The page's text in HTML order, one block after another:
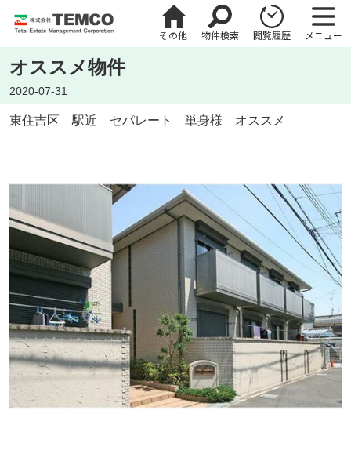
その他 物件検索 閲覧履歴 メニュー
オススメ物件
2020-07-31
東住吉区 駅近 セパレート 単身様 オススメ